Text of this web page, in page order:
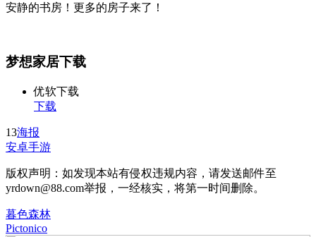
安静的书房！更多的房子来了！
梦想家居下载
优软下载
下载
13海报
安卓手游
版权声明：如发现本站有侵权违规内容，请发送邮件至
yrdown@88.com举报，一经核实，将第一时间删除。
暮色森林
Pictonico